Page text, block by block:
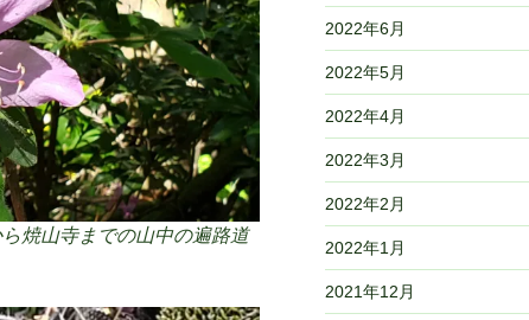
焼山寺までの山中の遍路道
2022年6月
2022年5月
2022年4月
2022年3月
2022年2月
2022年1月
2021年12月